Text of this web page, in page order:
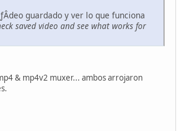
guardado y ver lo que funciona
saved video and see what works for
& mp4v2 muxer... ambos arrojaron